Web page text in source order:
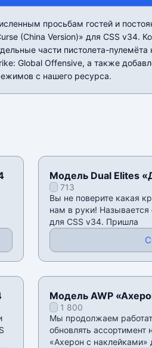
просьбам гостей и
(China Version)» для CSS v34.
части пистолета-
Global Offensive, а также
с нашего ресурса.
Модель Dual Elites
713
Вы не поверите какая
нам в руки! Называется
для CSS v34. Пришла
Модель AWP
v341 800
Мы продолжаем
обновлять ассортимент
«Ахерон с наклейками»